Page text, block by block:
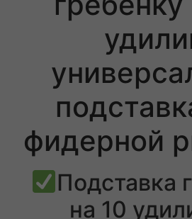
фидерной
Подставка
на 10